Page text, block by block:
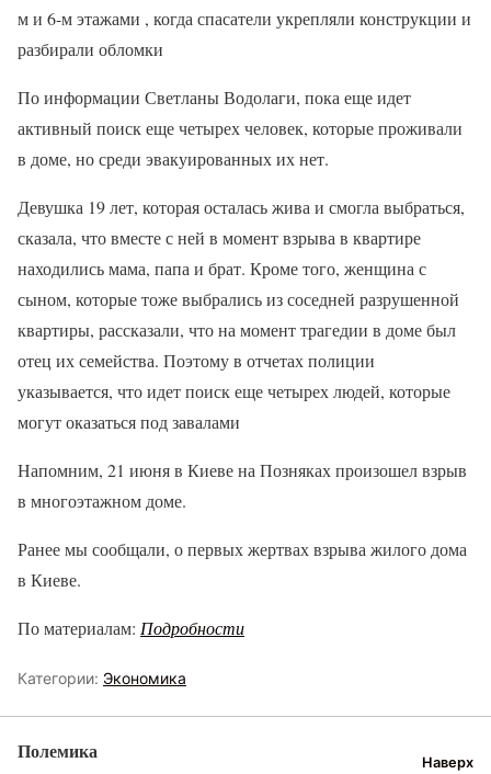
м и 6-м этажами , когда спасатели укрепляли конструкции и
разбирали обломки
По информации Светланы Водолаги, пока еще идет
активный поиск еще четырех человек, которые проживали
в доме, но среди эвакуированных их нет.
Девушка 19 лет, которая осталась жива и смогла выбраться,
сказала, что вместе с ней в момент взрыва в квартире
находились мама, папа и брат. Кроме того, женщина с
сыном, которые тоже выбрались из соседней разрушенной
квартиры, рассказали, что на момент трагедии в доме был
отец их семейства. Поэтому в отчетах полиции
указывается, что идет поиск еще четырех людей, которые
могут оказаться под завалами
Напомним, 21 июня в Киеве на Позняках произошел взрыв
в многоэтажном доме.
Ранее мы сообщали, о первых жертвах взрыва жилого дома
в Киеве.
По материалам: Подробности
Категории: Экономика
Полемика Наверх